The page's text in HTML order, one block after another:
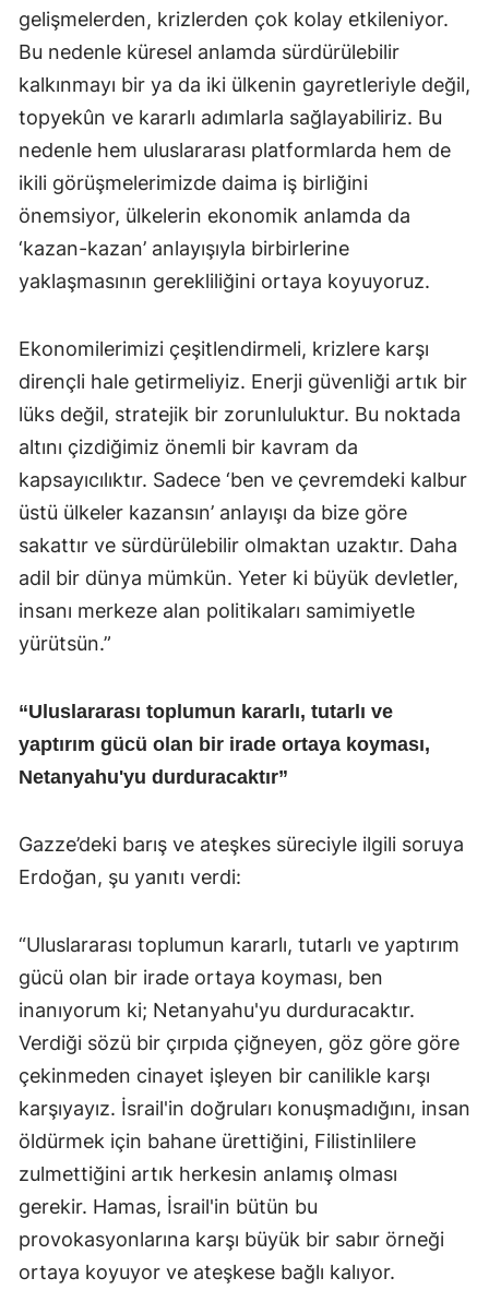
gelişmelerden, krizlerden çok kolay etkileniyor.
Bu nedenle küresel anlamda sürdürülebilir
kalkınmayı bir ya da iki ülkenin gayretleriyle değil,
topyekûn ve kararlı adımlarla sağlayabiliriz. Bu
nedenle hem uluslararası platformlarda hem de
ikili görüşmelerimizde daima iş birliğini
önemsiyor, ülkelerin ekonomik anlamda da
‘kazan-kazan’ anlayışıyla birbirlerine
yaklaşmasının gerekliliğini ortaya koyuyoruz.
Ekonomilerimizi çeşitlendirmeli, krizlere karşı
dirençli hale getirmeliyiz. Enerji güvenliği artık bir
lüks değil, stratejik bir zorunluluktur. Bu noktada
altını çizdiğimiz önemli bir kavram da
kapsayıcılıktır. Sadece ‘ben ve çevremdeki kalbur
üstü ülkeler kazansın’ anlayışı da bize göre
sakattır ve sürdürülebilir olmaktan uzaktır. Daha
adil bir dünya mümkün. Yeter ki büyük devletler,
insanı merkeze alan politikaları samimiyetle
yürütsün.”
“Uluslararası toplumun kararlı, tutarlı ve
yaptırım gücü olan bir irade ortaya koyması,
Netanyahu'yu durduracaktır”
Gazze’deki barış ve ateşkes süreciyle ilgili soruya
Erdoğan, şu yanıtı verdi:
“Uluslararası toplumun kararlı, tutarlı ve yaptırım
gücü olan bir irade ortaya koyması, ben
inanıyorum ki; Netanyahu'yu durduracaktır.
Verdiği sözü bir çırpıda çiğneyen, göz göre göre
çekinmeden cinayet işleyen bir canilikle karşı
karşıyayız. İsrail'in doğruları konuşmadığını, insan
öldürmek için bahane ürettiğini, Filistinlilere
zulmettiğini artık herkesin anlamış olması
gerekir. Hamas, İsrail'in bütün bu
provokasyonlarına karşı büyük bir sabır örneği
ortaya koyuyor ve ateşkese bağlı kalıyor.